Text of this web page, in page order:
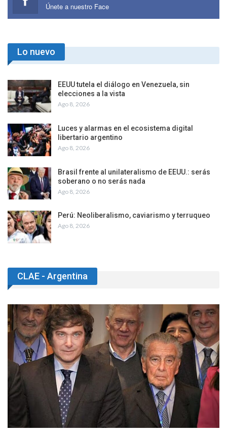
Únete a nuestro Face
Lo nuevo
EEUU tutela el diálogo en Venezuela, sin
elecciones a la vista
Ago 8, 2026
Luces y alarmas en el ecosistema digital
libertario argentino
Ago 8, 2026
Brasil frente al unilateralismo de EEUU.: serás
soberano o no serás nada
Ago 8, 2026
Perú: Neoliberalismo, caviarismo y terruqueo
Ago 8, 2026
CLAE - Argentina